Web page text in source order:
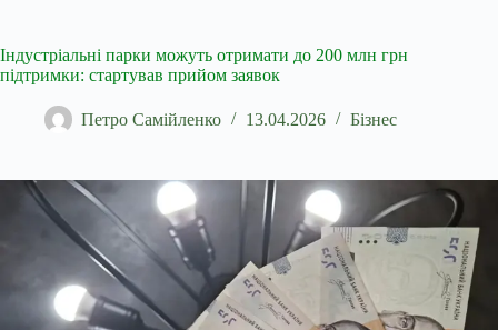
Індустріальні парки можуть отримати до 200 млн грн
підтримки: стартував прийом заявок
Петро Самійленко 13.04.2026 Бізнес